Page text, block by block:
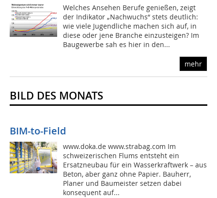
Welches Ansehen Berufe genießen, zeigt
der Indikator „Nachwuchs“ stets deutlich:
wie viele Jugendliche machen sich auf, in
diese oder jene Branche einzusteigen? Im
Baugewerbe sah es hier in den...
mehr
BILD DES MONATS
BIM-to-Field
www.doka.de www.strabag.com Im
schweizerischen Flums entsteht ein
Ersatzneubau für ein Wasserkraftwerk – aus
Beton, aber ganz ohne Papier. Bauherr,
Planer und Baumeister setzen dabei
konsequent auf...